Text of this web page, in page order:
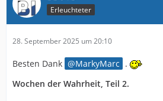
Erleuchteter
28. September 2025 um 20:10
Besten Dank MarkyMarc .
Wochen der Wahrheit, Teil 2.